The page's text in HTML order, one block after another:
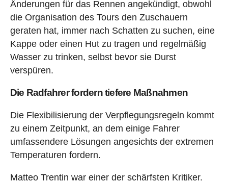
Änderungen für das Rennen angekündigt, obwohl
die Organisation des Tours den Zuschauern
geraten hat, immer nach Schatten zu suchen, eine
Kappe oder einen Hut zu tragen und regelmäßig
Wasser zu trinken, selbst bevor sie Durst
verspüren.
Die Radfahrer fordern tiefere Maßnahmen
Die Flexibilisierung der Verpflegungsregeln kommt
zu einem Zeitpunkt, an dem einige Fahrer
umfassendere Lösungen angesichts der extremen
Temperaturen fordern.
Matteo Trentin war einer der schärfsten Kritiker.